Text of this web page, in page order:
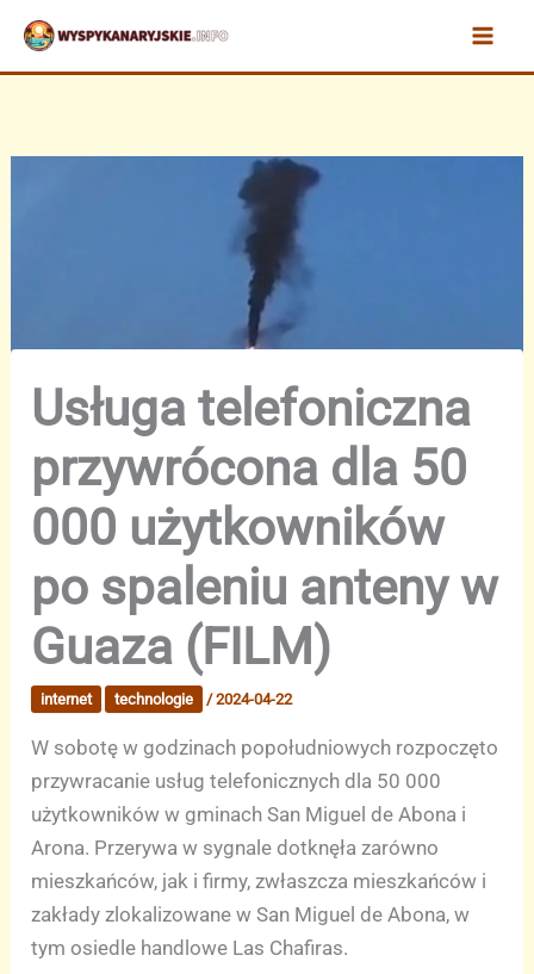
Przejdź
treści
Usługa telefoniczna
przywrócona dla 50
000 użytkowników
po spaleniu anteny w
Guaza (FILM)
internet technologie /2024-04-22
W sobotę w godzinach popołudniowych rozpoczęto
przywracanie usług telefonicznych dla 50 000
użytkowników w gminach San Miguel de Abona i
Arona. Przerywa w sygnale dotknęła zarówno
mieszkańców, jak i firmy, zwłaszcza mieszkańców i
zakłady zlokalizowane w San Miguel de Abona, w
tym osiedle handlowe Las Chafiras.